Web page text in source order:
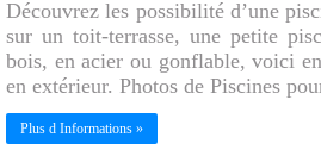
Découvrez les possibilité d’une
sur un toit-terrasse, une petite
bois, en acier ou gonflable, voici
en extérieur. Photos de Piscines
Plus d Informations »